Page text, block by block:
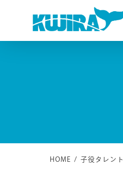
HOME / 子役タレント